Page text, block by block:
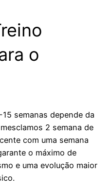
o
semanas depende da
2 semana de
com uma semana
o máximo de
e uma evolução maior